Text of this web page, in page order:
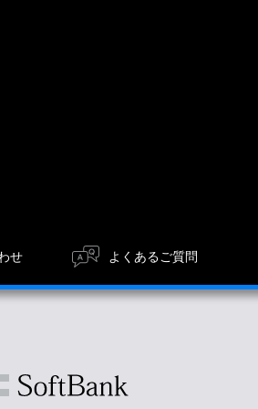
改訂されている場合、予告なく改訂
願いとご注意の変更の度に修正・更
として想定しております。本サービ
応えできない場合があります。あら
に生産中止などの理由でご購入でき
万一損害（データの破損・業務の中
からの賠償請求の可能性があること
。権利者の許諾を得ることなく、
し、商業取引以外の個人的用途に用
せ よくあるご質問